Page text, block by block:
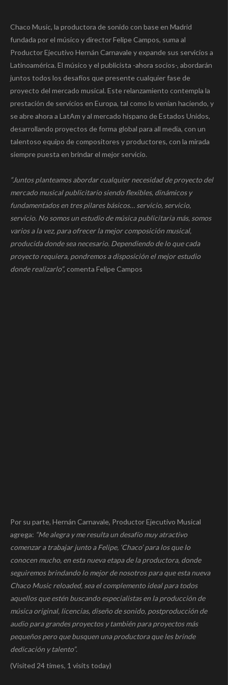
Chaco Music, la productora de sonido con base en Madrid
fundada por el músico y director Felipe Campos, suma al
Productor Ejecutivo Hernán Carnavale y expande sus servicios a
Latinoamérica. El músico y el publicista -ahora socios-, abordarán
juntos todos los desafíos que presente cualquier fase de
proyecto del mercado musical. Este relanzamiento contempla la
prestación de servicios en Europa, tal como lo venían haciendo, y
se abre ahora a LatAm y al mercado hispano de Estados Unidos,
desarrollando proyectos de forma global para all media, con un
talentoso equipo de compositores y productores, con la mirada
siempre puesta en brindar el mejor servicio.
“Juntos planteamos abordar cualquier necesidad de proyecto del
mercado musical publicitario siendo flexibles, dinámicos y
fundamentados en tres pilares básicos… servicio, servicio,
servicio. No somos un estudio de música publicitaria más, somos
varios a la vez, para ofrecer la mejor composición musical,
producida donde sea necesario. Dependiendo de lo que cada
proyecto requiera, pondremos a disposición el mejor estudio
donde realizarlo”, comenta Felipe Campos
Por su parte, Hernán Carnavale, Productor Ejecutivo Musical
agrega: “Me alegra y me resulta un desafío muy atractivo
comenzar a trabajar junto a Felipe, ‘Chaco’ para los que lo
conocen mucho, en esta nueva etapa de la productora, donde
seguiremos brindando lo mejor de nosotros para que esta nueva
Chaco Music reloaded, sea el complemento ideal para todos
aquellos que estén buscando especialistas en la producción de
música original, licencias, diseño de sonido, postproducción de
audio para grandes proyectos y también para proyectos más
pequeños pero que busquen una productora que les brinde
dedicación y talento”.
(Visited 24 times, 1 visits today)